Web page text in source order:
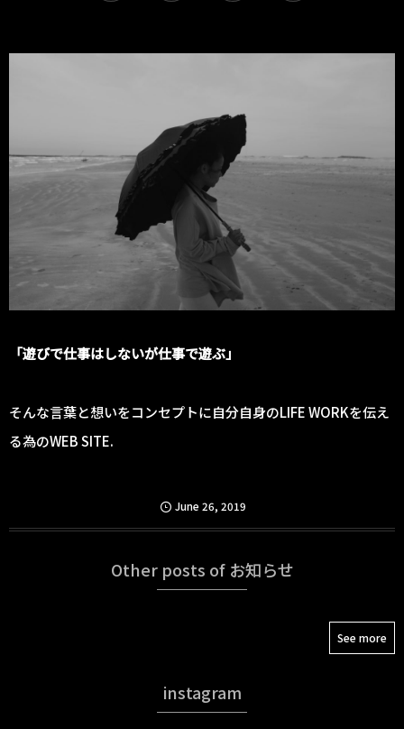
「遊びで仕事はしないが仕事で遊ぶ」
そんな言葉と想いをコンセプトに自分自身のLIFE WORKを伝え
る為のWEB SITE.
June 26,2019
Other posts of お知らせ
See more
instagram